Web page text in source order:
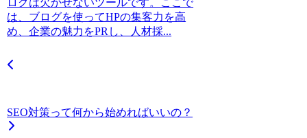
ログは欠かせないツールです。ここで
は、ブログを使ってHPの集客力を高
め、企業の魅力をPRし、人材採...
SEO対策って何から始めればいいの？